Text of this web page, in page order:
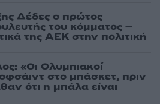
Δέδες ο πρώτος
του κόμματος –
της ΑΕΚ στην πολιτική
«Οι Ολυμπιακοί
στο μπάσκετ, πριν
ότι η μπάλα είναι